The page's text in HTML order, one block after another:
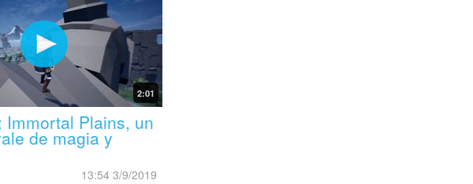
2:01
Immortal Plains, un
de magia y
13:54 3/9/2019